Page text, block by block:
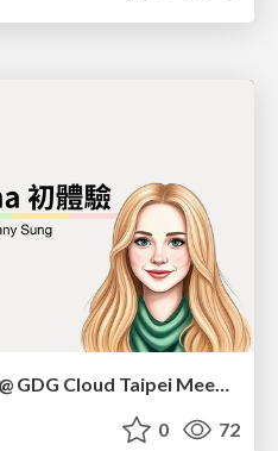
[AI LLM] Gemma 初體驗 @ GDG Cloud Taipei Meetup #70
0 72